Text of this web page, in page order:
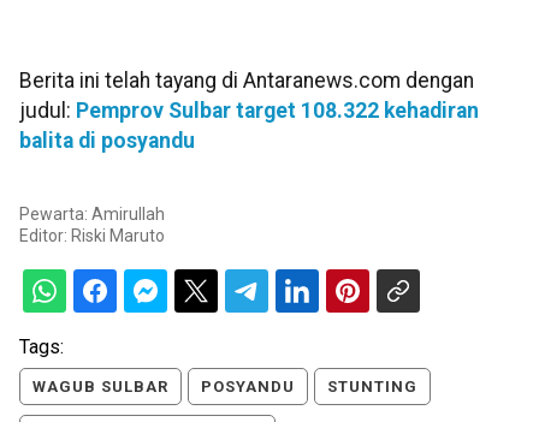
Berita ini telah tayang di Antaranews.com dengan
judul: Pemprov Sulbar target 108.322 kehadiran
balita di posyandu
Pewarta: Amirullah
Editor: Riski Maruto
Tags:
WAGUB SULBAR POSYANDU STUNTING